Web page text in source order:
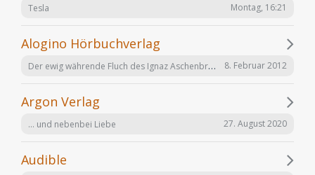
Tesla Montag, 16:21
Alogino Hörbuchverlag
Der ewig währende Fluch des Ignaz Aschenbrenner 8. Februar 2012
Argon Verlag
... und nebenbei Liebe 27. August 2020
Audible